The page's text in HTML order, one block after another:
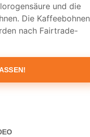
und die
Die Kaffeebohnen
nach Fairtrade-